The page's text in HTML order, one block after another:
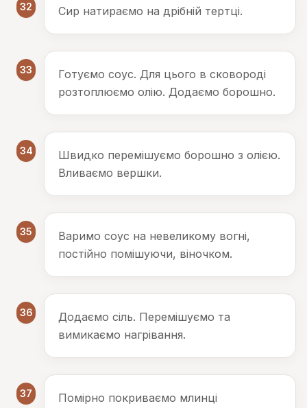
32 Сир натираємо на дрібній тертці.
33
Готуємо соус. Для цього в сковороді
розтоплюємо олію. Додаємо борошно.
34
Швидко перемішуємо борошно з олією.
Вливаємо вершки.
35
Варимо соус на невеликому вогні,
постійно помішуючи, віночком.
36
Додаємо сіль. Перемішуємо та
вимикаємо нагрівання.
37
Помірно покриваємо млинці